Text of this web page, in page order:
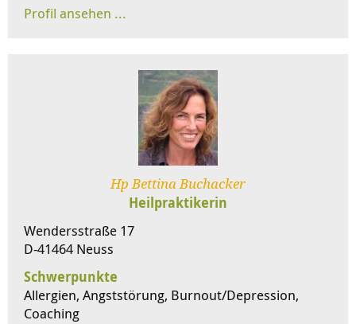
Hp Bettina Buchacker
Heilpraktikerin
Wendersstraße 17
D-41464 Neuss
Schwerpunkte
Allergien, Angststörung, Burnout/Depression,
Coaching